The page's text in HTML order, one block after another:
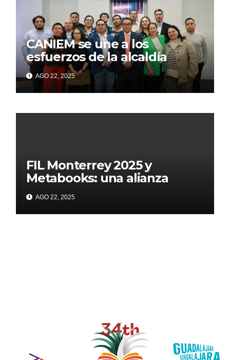
CANIEM se une a los
esfuerzos de la alcaldía
Iztapalapa para acercar a
grupos vulnerables a la
lectura
AGO 22, 2025
FIL Monterrey 2025 y
Metabooks: una alianza
estratégica por el futuro del
libro: Innovación, tecnología
y mayor visibilidad para el
AGO 22, 2025